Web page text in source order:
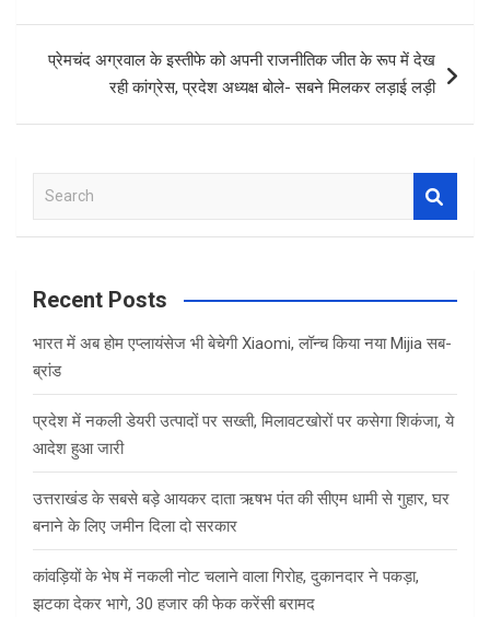
k
p
प्रेमचंद अग्रवाल के इस्तीफे को अपनी राजनीतिक जीत के रूप में देख
रही कांग्रेस, प्रदेश अध्यक्ष बोले- सबने मिलकर लड़ाई लड़ी
a
c
Recent Posts
भारत में अब होम एप्लायंसेज भी बेचेगी Xiaomi, लॉन्च किया नया Mijia सब-
ब्रांड
प्रदेश में नकली डेयरी उत्पादों पर सख्ती, मिलावटखोरों पर कसेगा शिकंजा, ये
आदेश हुआ जारी
उत्तराखंड के सबसे बड़े आयकर दाता ऋषभ पंत की सीएम धामी से गुहार, घर
बनाने के लिए जमीन दिला दो सरकार
कांवड़ियों के भेष में नकली नोट चलाने वाला गिरोह, दुकानदार ने पकड़ा,
झटका देकर भागे, 30 हजार की फेक करेंसी बरामद